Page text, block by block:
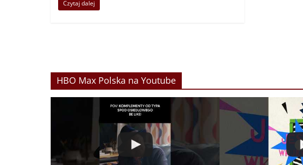
Czytaj dalej
HBO Max Polska na Youtube